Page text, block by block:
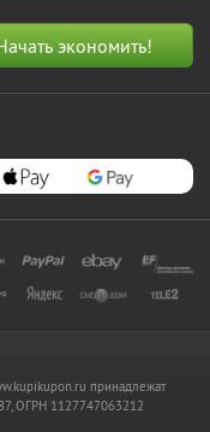
принадлежат
ОГРН 1127747063212